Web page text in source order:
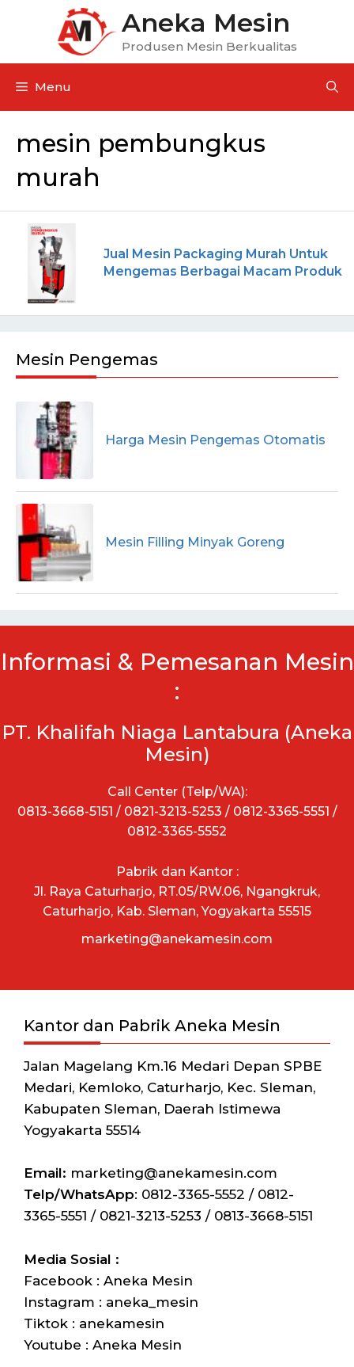
Aneka Mesin
Produsen Mesin Berkualitas
Menu
mesin pembungkus
murah
Jual Mesin Packaging Murah Untuk
Mengemas Berbagai Macam Produk
Mesin Pengemas
Harga Mesin Pengemas Otomatis
Mesin Filling Minyak Goreng
Informasi & Pemesanan Mesin
:
PT. Khalifah Niaga Lantabura (Aneka
Mesin)
Call Center (Telp/WA):
0813-3668-5151 / 0821-3213-5253 / 0812-3365-5551 /
0812-3365-5552
Pabrik dan Kantor :
Jl. Raya Caturharjo, RT.05/RW.06, Ngangkruk,
Caturharjo, Kab. Sleman, Yogyakarta 55515
marketing@anekamesin.com
Kantor dan Pabrik Aneka Mesin
Jalan Magelang Km.16 Medari Depan SPBE
Medari, Kemloko, Caturharjo, Kec. Sleman,
Kabupaten Sleman, Daerah Istimewa
Yogyakarta 55514
Email: marketing@anekamesin.com
Telp/WhatsApp: 0812-3365-5552 / 0812-
3365-5551 / 0821-3213-5253 / 0813-3668-5151
Media Sosial :
Facebook : Aneka Mesin
Instagram : aneka_mesin
Tiktok : anekamesin
Youtube : Aneka Mesin